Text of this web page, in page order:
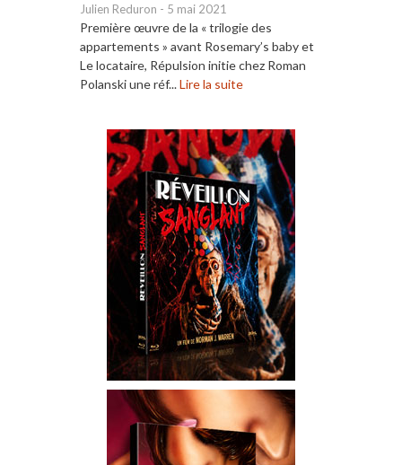
Julien Reduron - 5 mai 2021
Première œuvre de la « trilogie des
appartements » avant Rosemary’s baby et
Le locataire, Répulsion initie chez Roman
Polanski une réf...Lire la suite